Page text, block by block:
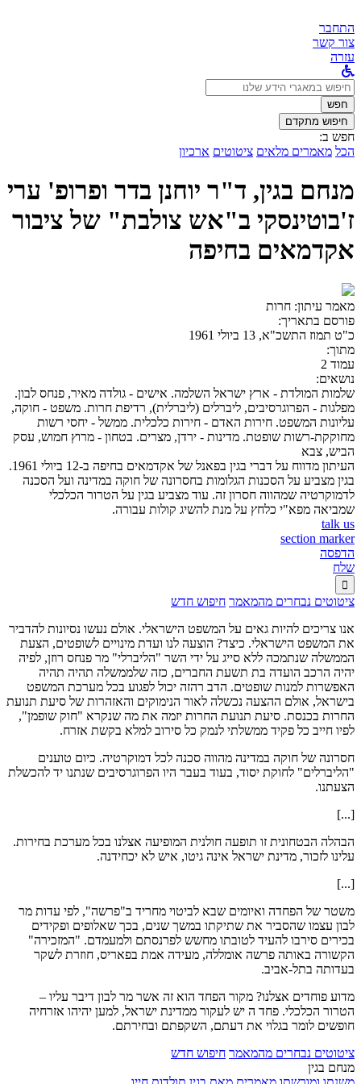
התחבר
צור קשר
עזרה
לחפש
ב:חפש
חיפוש מתקדם
חפש ב:
הכל מאמרים מלאים ציטוטים ארכיון
מנחם בגין, ד"ר יוחנן בדר ופרופ' ערי
ז'בוטינסקי ב"אש צולבת" של ציבור
אקדמאים בחיפה
מאמר עיתון: חרות
פורסם בתאריך:
כ"ט תמוז התשכ"א, 13 ביולי 1961
מתוך:
עמוד 2
נושאים:
שלמות המולדת - ארץ ישראל השלמה. אישים - גולדה מאיר, פנחס לבון.
מפלגות - הפרוגרסיבים, ליברלים (ליברלית), רדיפת חרות. משפט - חוקה,
עליונות המשפט. חירות האדם - חירות כלכלית. ממשל - יחסי רשות
מחוקקת-רשות שופטת. מדינות - ירדן, מצרים. בטחון - מרוץ חמוש, עסק
הביש, צבא
העיתון מדווח על דברי בגין בפאנל של אקדמאים בחיפה ב-12 ביולי 1961.
בגין מצביע על הסכנות הגלומות בחסרונה של חוקה במדינה ועל הסכנה
לדמוקרטיה שמהווה חסרון זה. עוד מצביע בגין על הטרור הכלכלי
שמביאה מפא"י כלחץ על מנת להשיג קולות עבורה.
talk us
section marker
הדפסה
שלח

ציטוטים נבחרים מהמאמר חיפוש חדש
אנו צריכים להיות גאים על המשפט הישראלי. אולם נעשו נסיונות להדביר
את המשפט הישראלי. כיצד? הוצעה לנו ועדת מינויים לשופטים, הצעת
הממשלה שנתמכה ללא סייג על ידי השר "הליברלי" מר פנחס רוזן, לפיה
יהיה הרכב הועדה בת תשעת החברים, כזה שלממשלה תהיה תהיה
האפשרות למנות שופטים. הדב רהזה יכול לפגוע בכל מערכת המשפט
בישראל, אולם ההצעה נכשלה לאור הנימוקים והאזהרות של סיעת תנועת
החרות בכנסת. סיעת תנועת החרות יזמה את מה שנקרא "חוק שופמן",
לפיו חייב כל פקיד ממשלתי לנמק כל סירוב למלא בקשת אזרח.
חסרונה של חוקה במדינה מהווה סכנה לכל דמוקרטיה. כיום טוענים
"הליברלים" לחוקת יסוד, בעוד בעבר היו הפרוגרסיבים שנתנו יד להכשלת
הצעתנו.
[...]
הבהלה הבטחונית זו תופעה חולנית המופיעה אצלנו בכל מערכת בחירות.
עלינו לזכור, מדינת ישראל אינה גיטו, איש לא יכחידנה.
[...]
משטר של הפחדה ואיומים שבא לביטוי מחריד ב"פרשה", לפי עדות מר
לבון עצמו שהסביר את שתיקתו במשך שנים, בכך שאלופים ופקידים
בכירים סירבו להעיד לטובתו מחשש לפרנסתם ולמעמדם. "המזכירה"
הקשורה באותה פרשה אומללה, מעידה אמת בפאריס, חוזרת לשקר
בעדותה בתל-אביב.
מדוע פוחדים אצלנו? מקור הפחד הוא זה אשר מר לבון דיבר עליו –
הטרור הכלכלי. פחד ה יש לעקור ממדינת ישראל, למען יהיהו אזרחיה
חופשים לומר בגלוי את דעתם, השקפתם ובחירתם.
ציטוטים נבחרים מהמאמר חיפוש חדש
מנחם בגין